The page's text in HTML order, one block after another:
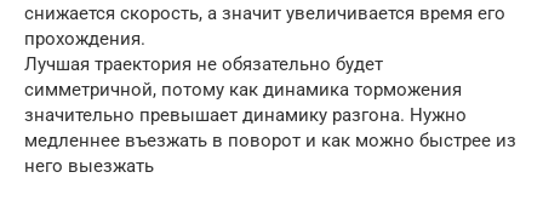
снижается скорость, а значит увеличивается время его
прохождения.
Лучшая траектория не обязательно будет
симметричной, потому как динамика торможения
значительно превышает динамику разгона. Нужно
медленнее въезжать в поворот и как можно быстрее из
него выезжать